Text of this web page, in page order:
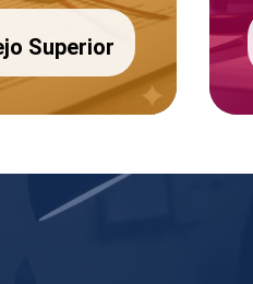
Superior